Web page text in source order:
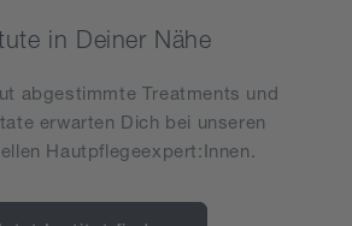
in Deiner Nähe
abgestimmte Treatments und
erwarten Dich bei unseren
Hautpflegeexpert:Innen.